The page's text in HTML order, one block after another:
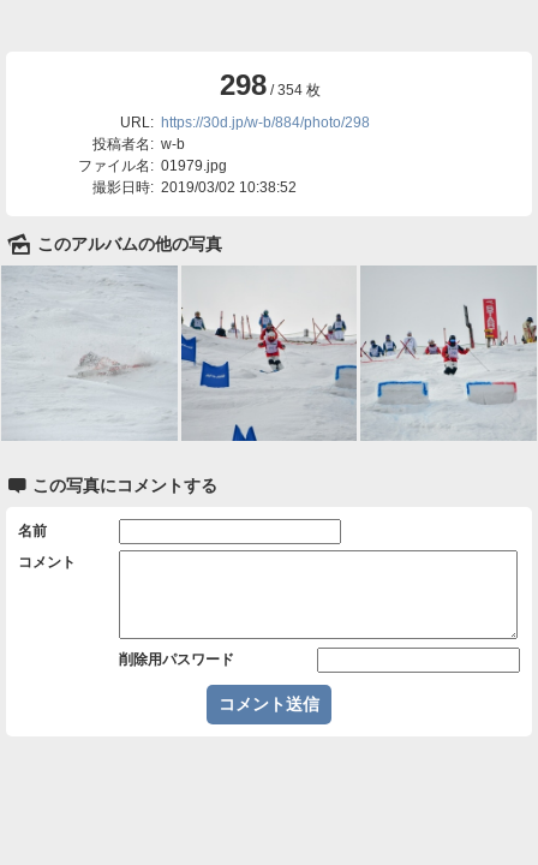
298/ 354 枚
URL: https://30d.jp/w-b/884/photo/298
投稿者名: w-b
ファイル名: 01979.jpg
撮影日時: 2019/03/02 10:38:52
🌄 このアルバムの他の写真
 この写真にコメントする
名前
コメント
削除用パスワード